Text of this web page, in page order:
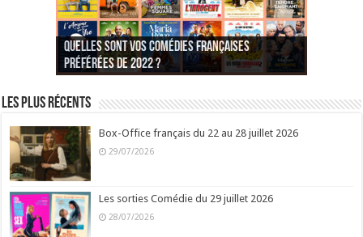
Quelles sont vos comédies françaises
préférées de 2022 ?
Quel est votre personnage préféré du Père
Noël est une ordure ?
Quelles sont vos comédies françaises
préférées de 2021 ?
Quel est votre « Gendarme » préféré ?
Quels sont vos 3 comédies de Jean-Marie Poiré
préférées ?
Quel est votre « Tati » préféré ?
Quel est votre « bronzé » préféré ?
Les plus récents
Box-Office français du 22 au 28 juillet 2026
29/07/2026
Les sorties Comédie du 29 juillet 2026
28/07/2026